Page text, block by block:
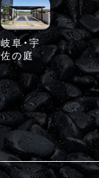
岐阜・宇
佐の庭